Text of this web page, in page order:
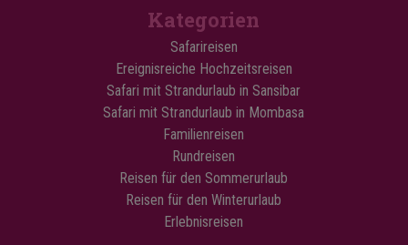
Kategorien
Safarireisen
Ereignisreiche Hochzeitsreisen
Safari mit Strandurlaub in Sansibar
Safari mit Strandurlaub in Mombasa
Familienreisen
Rundreisen
Reisen für den Sommerurlaub
Reisen für den Winterurlaub
Erlebnisreisen